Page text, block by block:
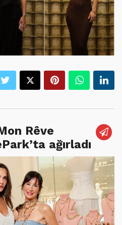
Rêve
ağırladı